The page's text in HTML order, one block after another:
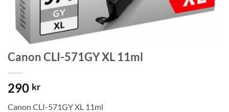
Canon CLI-571GY XL 11ml
290 kr
Canon CLI-571GY XL 11ml